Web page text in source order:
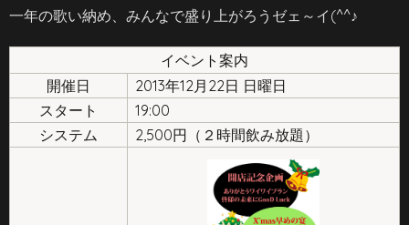
一年の歌い納め、みんなで盛り上がろうゼェ～イ(^^♪
イベント案内
開催日
2013年12月22日 日曜日
スタート
19:00
システム
2,500円（２時間飲み放題）